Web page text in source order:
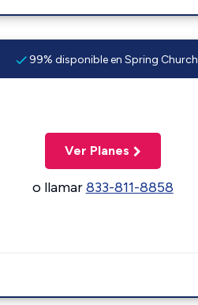
99% disponible en Spring Church
Ver Planes
o llamar833-811-8858